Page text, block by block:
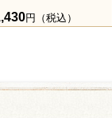
円（税込）